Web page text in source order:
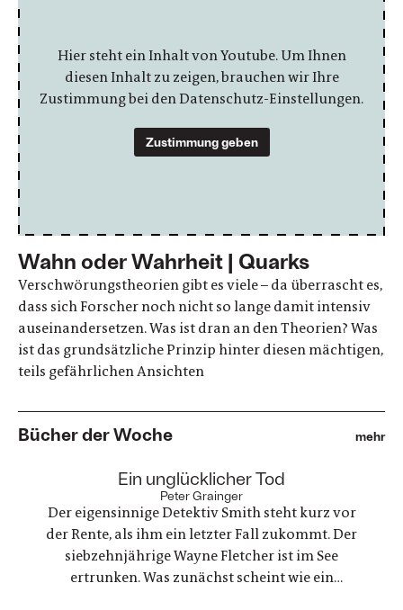
Hier steht ein Inhalt von Youtube. Um Ihnen
diesen Inhalt zu zeigen, brauchen wir Ihre
Zustimmung bei den Datenschutz-Einstellungen.
Zustimmung geben
Wahn oder Wahrheit | Quarks
Verschwörungstheorien gibt es viele – da überrascht es,
dass sich Forscher noch nicht so lange damit intensiv
auseinandersetzen. Was ist dran an den Theorien? Was
ist das grundsätzliche Prinzip hinter diesen mächtigen,
teils gefährlichen Ansichten
Bücher der Woche mehr
Ein unglücklicher Tod
Peter Grainger
Der eigensinnige Detektiv Smith steht kurz vor
der Rente, als ihm ein letzter Fall zukommt. Der
siebzehnjährige Wayne Fletcher ist im See
ertrunken. Was zunächst scheint wie ein